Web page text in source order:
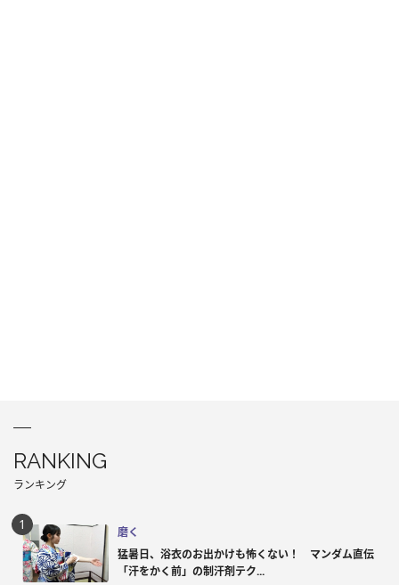
RANKING
ランキング
磨く
猛暑日、浴衣のお出かけも怖くない！ マンダム直伝
「汗をかく前」の制汗剤テク...